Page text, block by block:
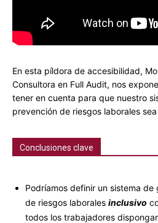
En esta píldora de accesibilidad,
Consultora en Full Audit, nos
tener en cuenta para que nuestro
prevención de riesgos laborales
Conclusiones clave
Podríamos definir un sistema
de riesgos laborales inclusivo
todos los trabajadores